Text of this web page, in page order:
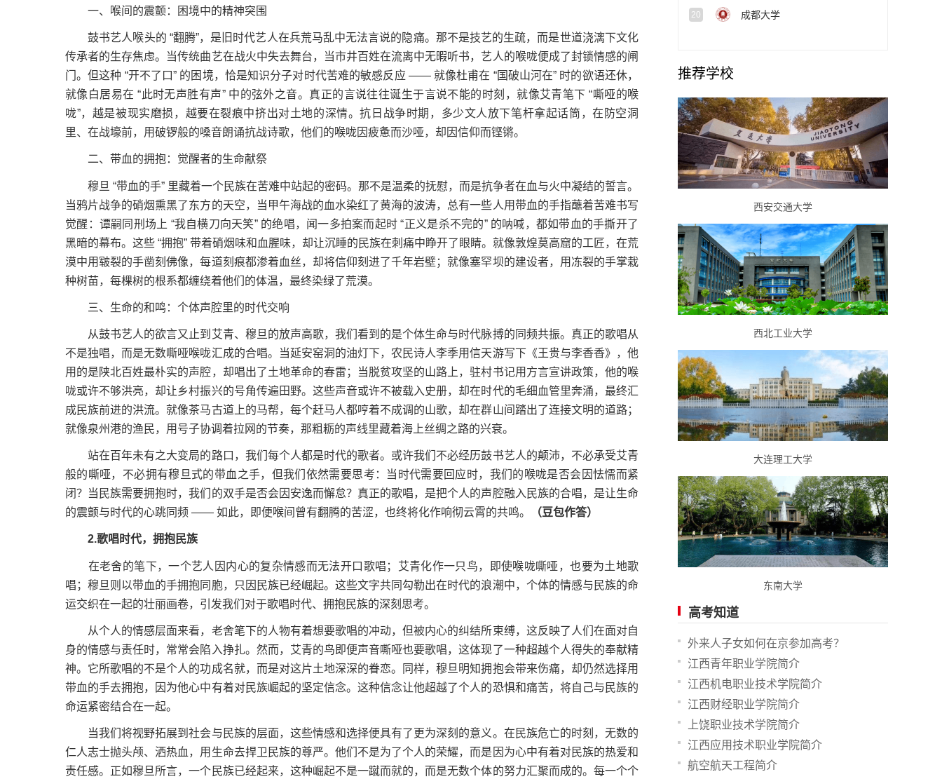
一、喉间的震颤：困境中的精神突围
鼓书艺人喉头的 “翻腾”，是旧时代艺人在兵荒马乱中无法言说的隐痛。那不是技艺的生疏，而是世道浇漓下文化
传承者的生存焦虑。当传统曲艺在战火中失去舞台，当市井百姓在流离中无暇听书，艺人的喉咙便成了封锁情感的闸
门。但这种 “开不了口” 的困境，恰是知识分子对时代苦难的敏感反应 —— 就像杜甫在 “国破山河在” 时的欲语还休，
就像白居易在 “此时无声胜有声” 中的弦外之音。真正的言说往往诞生于言说不能的时刻，就像艾青笔下 “嘶哑的喉
咙”，越是被现实磨损，越要在裂痕中挤出对土地的深情。抗日战争时期，多少文人放下笔杆拿起话筒，在防空洞
里、在战壕前，用破锣般的嗓音朗诵抗战诗歌，他们的喉咙因疲惫而沙哑，却因信仰而铿锵。
二、带血的拥抱：觉醒者的生命献祭
穆旦 “带血的手” 里藏着一个民族在苦难中站起的密码。那不是温柔的抚慰，而是抗争者在血与火中凝结的誓言。
当鸦片战争的硝烟熏黑了东方的天空，当甲午海战的血水染红了黄海的波涛，总有一些人用带血的手指蘸着苦难书写
觉醒：谭嗣同刑场上 “我自横刀向天笑” 的绝唱，闻一多拍案而起时 “正义是杀不完的” 的呐喊，都如带血的手撕开了
黑暗的幕布。这些 “拥抱” 带着硝烟味和血腥味，却让沉睡的民族在刺痛中睁开了眼睛。就像敦煌莫高窟的工匠，在荒
漠中用皲裂的手凿刻佛像，每道刻痕都渗着血丝，却将信仰刻进了千年岩壁；就像塞罕坝的建设者，用冻裂的手掌栽
种树苗，每棵树的根系都缠绕着他们的体温，最终染绿了荒漠。
三、生命的和鸣：个体声腔里的时代交响
从鼓书艺人的欲言又止到艾青、穆旦的放声高歌，我们看到的是个体生命与时代脉搏的同频共振。真正的歌唱从
不是独唱，而是无数嘶哑喉咙汇成的合唱。当延安窑洞的油灯下，农民诗人李季用信天游写下《王贵与李香香》，他
用的是陕北百姓最朴实的声腔，却唱出了土地革命的春雷；当脱贫攻坚的山路上，驻村书记用方言宣讲政策，他的喉
咙或许不够洪亮，却让乡村振兴的号角传遍田野。这些声音或许不被载入史册，却在时代的毛细血管里奔涌，最终汇
成民族前进的洪流。就像茶马古道上的马帮，每个赶马人都哼着不成调的山歌，却在群山间踏出了连接文明的道路；
就像泉州港的渔民，用号子协调着拉网的节奏，那粗粝的声线里藏着海上丝绸之路的兴衰。
站在百年未有之大变局的路口，我们每个人都是时代的歌者。或许我们不必经历鼓书艺人的颠沛，不必承受艾青
般的嘶哑，不必拥有穆旦式的带血之手，但我们依然需要思考：当时代需要回应时，我们的喉咙是否会因怯懦而紧
闭？当民族需要拥抱时，我们的双手是否会因安逸而懈怠？真正的歌唱，是把个人的声腔融入民族的合唱，是让生命
的震颤与时代的心跳同频 —— 如此，即便喉间曾有翻腾的苦涩，也终将化作响彻云霄的共鸣。
（豆包作答）
2.歌唱时代，拥抱民族
在老舍的笔下，一个艺人因内心的复杂情感而无法开口歌唱；艾青化作一只鸟，即使喉咙嘶哑，也要为土地歌
唱；穆旦则以带血的手拥抱同胞，只因民族已经崛起。这些文字共同勾勒出在时代的浪潮中，个体的情感与民族的命
运交织在一起的壮丽画卷，引发我们对于歌唱时代、拥抱民族的深刻思考。
从个人的情感层面来看，老舍笔下的人物有着想要歌唱的冲动，但被内心的纠结所束缚，这反映了人们在面对自
身的情感与责任时，常常会陷入挣扎。然而，艾青的鸟即便声音嘶哑也要歌唱，这体现了一种超越个人得失的奉献精
神。它所歌唱的不是个人的功成名就，而是对这片土地深深的眷恋。同样，穆旦明知拥抱会带来伤痛，却仍然选择用
带血的手去拥抱，因为他心中有着对民族崛起的坚定信念。这种信念让他超越了个人的恐惧和痛苦，将自己与民族的
命运紧密结合在一起。
当我们将视野拓展到社会与民族的层面，这些情感和选择便具有了更为深刻的意义。在民族危亡的时刻，无数的
仁人志士抛头颅、洒热血，用生命去捍卫民族的尊严。他们不是为了个人的荣耀，而是因为心中有着对民族的热爱和
责任感。正如穆旦所言，一个民族已经起来，这种崛起不是一蹴而就的，而是无数个体的努力汇聚而成的。每一个个
20 成都大学
推荐学校
西安交通大学
西北工业大学
大连理工大学
东南大学
高考知道
外来人子女如何在京参加高考？
江西青年职业学院简介
江西机电职业技术学院简介
江西财经职业学院简介
上饶职业技术学院简介
江西应用技术职业学院简介
航空航天工程简介